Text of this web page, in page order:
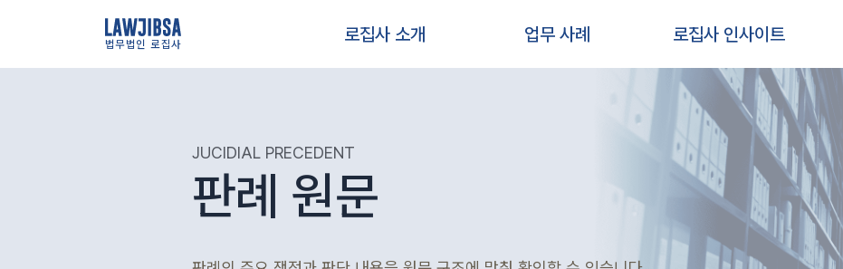
법무법인 로집사 로집사 소개 업무 사례 로집사 인사이트
JUCIDIAL PRECEDENT
판례 원문